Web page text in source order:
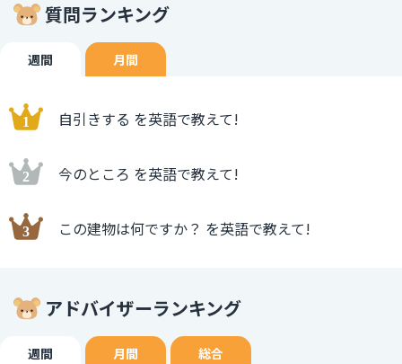
質問ランキング
週間 月間
自引きする を英語で教えて!
今のところ を英語で教えて!
この建物は何ですか？ を英語で教えて!
アドバイザーランキング
週間 月間 総合